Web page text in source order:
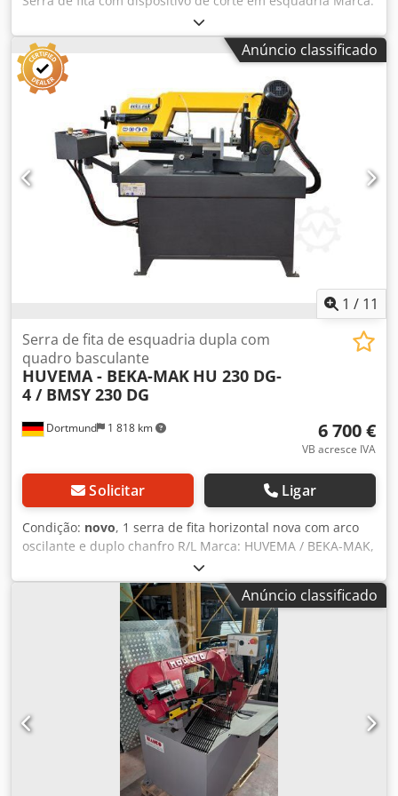
HESKA Tipo: HSE 260 Ano: 1982. Máquina parcialmente
revisada com cavalete de apoio, documentação da
máquina e sistema de refrigeração. Dsdpszictcofx Ad Sjkr
Capacidade de corte redonda máx. 260 mm.
Anúncio classificado
1 / 11
Dortmund 1 818 km
Serra de fita de esquadria dupla com
quadro basculante
HUVEMA - BEKA-MAK HU 230 DG-
4 / BMSY 230 DG
6 700 €
VB acresce IVA
Solicitar Ligar
Condição: novo, 1 serra de fita horizontal nova com arco
oscilante e duplo chanfro R/L Marca: HUVEMA / BEKA-MAK,
Origem: Turquia Modelo: HU 230 DG-4 Capacidades de
corte: - Redondo: 230 mm - Retangular: 320 x 130 mm -
Quadrado: 230 mm - -45° Redondo: 180 mm - -45° Plano:
230 x 100 mm - -45° Quadrado: 150 mm - +45° Redondo:
210 mm Dsdsfk Ew Espfx Ad Sjkr - +45° Plano: 230 x 160
mm - +45° Quadrado: 180 mm - +60° Redondo: 120 mm -
+60° Plano: 120 x 100 mm - +60° Quadrado: 100 mm Altura
de trabalho: 760 mm Potência do motor principal: 1,0-1,3
kW, 400 V, 50 Hz Potência da bomba de refrigeração: 0,12
kW 2 velocidades: 35 / 70 m/min Dimensões da lâmina:
2730 x 27 x 0,9 mm Dimensões (CxLxA): 1350 x 700 x 1300
mm Peso: 415 kg Acessórios / Características Especiais: •
Corte em ambos os lados mediante arco oscilante o O
Anúncio classificado